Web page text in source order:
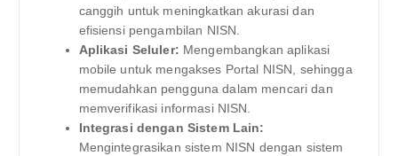
canggih untuk meningkatkan akurasi dan
efisiensi pengambilan NISN.
Aplikasi Seluler: Mengembangkan aplikasi
mobile untuk mengakses Portal NISN, sehingga
memudahkan pengguna dalam mencari dan
memverifikasi informasi NISN.
Integrasi dengan Sistem Lain:
Mengintegrasikan sistem NISN dengan sistem